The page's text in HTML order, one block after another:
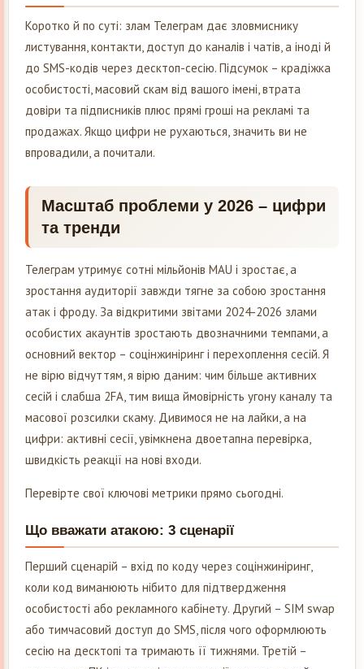
Коротко й по суті: злам Телеграм дає зловмиснику
листування, контакти, доступ до каналів і чатів, а іноді й
до SMS-кодів через десктоп-сесію. Підсумок – крадіжка
особистості, масовий скам від вашого імені, втрата
довіри та підписників плюс прямі гроші на рекламі та
продажах. Якщо цифри не рухаються, значить ви не
впровадили, а почитали.
Масштаб проблеми у 2026 – цифри
та тренди
Телеграм утримує сотні мільйонів MAU і зростає, а
зростання аудиторії завжди тягне за собою зростання
атак і фроду. За відкритими звітами 2024-2026 злами
особистих акаунтів зростають двозначними темпами, а
основний вектор – соцінжиніринг і перехоплення сесій. Я
не вірю відчуттям, я вірю даним: чим більше активних
сесій і слабша 2FA, тим вища ймовірність угону каналу та
масової розсилки скаму. Дивимося не на лайки, а на
цифри: активні сесії, увімкнена двоетапна перевірка,
швидкість реакції на нові входи.
Перевірте свої ключові метрики прямо сьогодні.
Що вважати атакою: 3 сценарії
Перший сценарій – вхід по коду через соцінжиніринг,
коли код виманюють нібито для підтвердження
особистості або рекламного кабінету. Другий – SIM swap
або тимчасовий доступ до SMS, після чого оформлюють
сесію на десктопі та тримають її тижнями. Третій –